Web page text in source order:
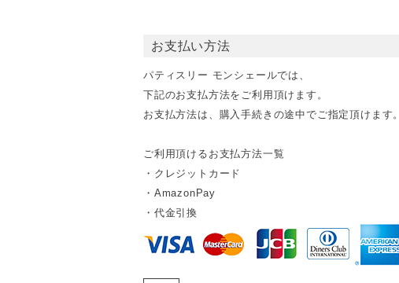
お支払い方法
パティスリー モンシェールでは、
下記のお支払方法をご利用頂けます。
お支払方法は、購入手続きの途中でご指定頂けます。
ご利用頂けるお支払方法一覧
・クレジットカード
・AmazonPay
・代金引換